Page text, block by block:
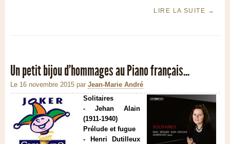
LIRE LA SUITE →
Un petit bijou d'hommages au Piano français...
Le 16 novembre 2015 par Jean-Marie André
Solitaires
- Jehan Alain
(1911-1940)
Prélude et fugue
- Henri Dutilleux